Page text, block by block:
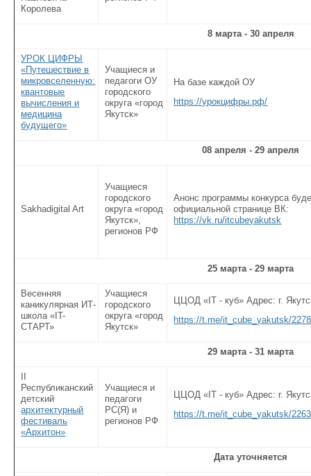
Королева
8 марта - 30 апреля
УРОК ЦИФРЫ
«Путешествие в
микровселенную:
квантовые
вычисления и
медицина
будущего»
Учащиеся и
педагоги ОУ
городского
округа «город
Якутск»
На базе каждой ОУ
https://урокцифры.рф/
08 апреля - 29 апреля
Sakhadigital Art
Учащиеся
городского
округа «город
Якутск»,
регионов РФ
Анонс программы конкурса
официальной странице ВК:
https://vk.ru/itcubeyakutsk
25 марта - 29 марта
Весенняя
каникулярная ИТ-
школа «IT-
СТАРТ»
Учащиеся
городского
округа «город
Якутск»
ЦЦОД «IT - куб» Адрес: г.
https://t.me/it_cube_yakutsk/2278
29 марта - 31 марта
Республиканский
детский
архитектурный
фестиваль
«Архитон»
Учащиеся и
педагоги
РС(Я) и
регионов РФ
ЦЦОД «IT - куб» Адрес: г.
https://t.me/it_cube_yakutsk/2263
Дата уточняется